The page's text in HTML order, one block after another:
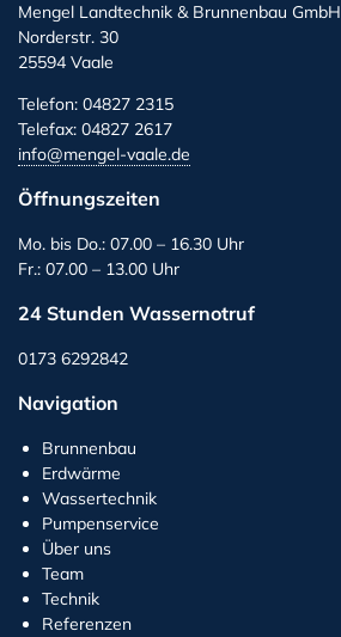
Mengel Landtechnik & Brunnenbau GmbH
Norderstr. 30
25594 Vaale
Telefon: 04827 2315
Telefax: 04827 2617
info@mengel-vaale.de
Öffnungszeiten
Mo. bis Do.: 07.00 – 16.30 Uhr
Fr.: 07.00 – 13.00 Uhr
24 Stunden Wassernotruf
0173 6292842
Navigation
Brunnenbau
Erdwärme
Wassertechnik
Pumpenservice
Über uns
Team
Technik
Referenzen